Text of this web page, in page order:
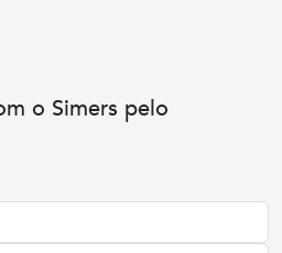
o Simers pelo